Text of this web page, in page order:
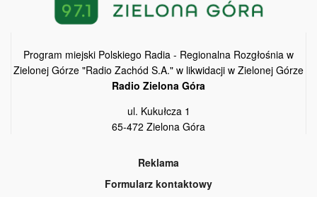
Program miejski Polskiego Radia - Regionalna Rozgłośnia w
Zielonej Górze "Radio Zachód S.A." w likwidacji w Zielonej Górze
Radio Zielona Góra
ul. Kukułcza 1
65-472 Zielona Góra
Reklama
Formularz kontaktowy